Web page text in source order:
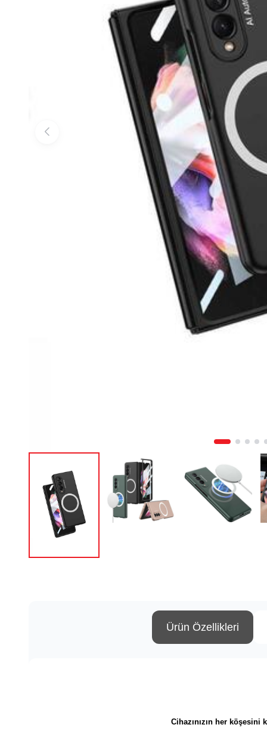
Ürün Özellikleri
​​​​​​​​​​​​​​​​​​​​​​​​​​​​​​​​​​​​​​​​​​​​​​Cihazınızın her köşesini